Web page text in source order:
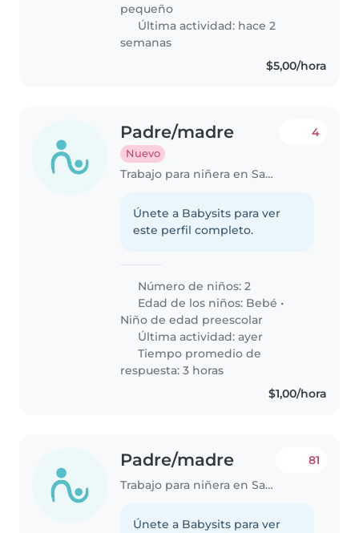
pequeño
Última actividad: hace 2
semanas
$5,00/hora
Padre/madre
Nuevo
Trabajo para niñera en Samborondón
4
Únete a Babysits para ver
este perfil completo.
Número de niños: 2
Edad de los niños: Bebé •
Niño de edad preescolar
Última actividad: ayer
Tiempo promedio de
respuesta: 3 horas
$1,00/hora
Padre/madre
Trabajo para niñera en Samborondón
81
Únete a Babysits para ver